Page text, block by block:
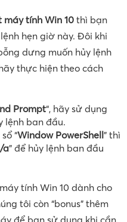
tính Win 10 thì bạn
hẹn giờ này. Đôi khi
dưng muốn hủy lệnh
thực hiện theo cách
Prompt“, hãy sử dụng
lệnh ban đầu.
“Window PowerShell” thì
a” để hủy lệnh ban đầu
tính Win 10 dành cho
tôi còn “bonus” thêm